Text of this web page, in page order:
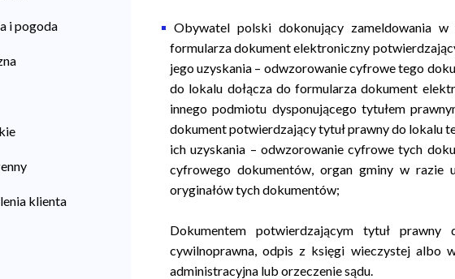
i pogoda
klienta
Obywatel polski dokonujący zameldowania
formularza dokument elektroniczny
jego uzyskania – odwzorowanie cyfrowe tego
do lokalu dołącza do formularza dokument
innego podmiotu dysponującego tytułem
dokument potwierdzający tytuł prawny do lokalu
ich uzyskania – odwzorowanie cyfrowe tych
cyfrowego dokumentów, organ gminy w razie
oryginałów tych dokumentów;
Dokumentem potwierdzającym tytuł
cywilnoprawna, odpis z księgi wieczystej albo
administracyjna lub orzeczenie sądu.